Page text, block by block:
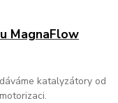
MagnaFlow
katalyzátory od